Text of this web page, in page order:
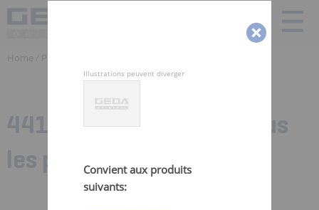
Home Produits
Illustrations peuvent diverger
Convient aux produits
suivants:
441 Zubehörteile für:
Tous
les produits